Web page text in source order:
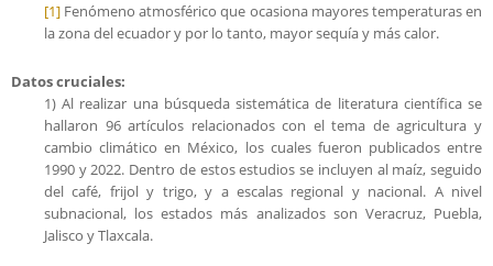
[1] Fenómeno atmosférico que ocasiona mayores temperaturas en
la zona del ecuador y por lo tanto, mayor sequía y más calor.
Datos cruciales:
1) Al realizar una búsqueda sistemática de literatura científica se
hallaron 96 artículos relacionados con el tema de agricultura y
cambio climático en México, los cuales fueron publicados entre
1990 y 2022. Dentro de estos estudios se incluyen al maíz, seguido
del café, frijol y trigo, y a escalas regional y nacional. A nivel
subnacional, los estados más analizados son Veracruz, Puebla,
Jalisco y Tlaxcala.